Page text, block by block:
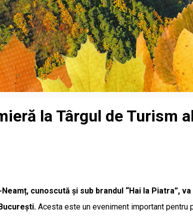
la Târgul de Turism
cunoscută și sub brandul “Hai la Piatra”,
Acesta este un eveniment important pentru